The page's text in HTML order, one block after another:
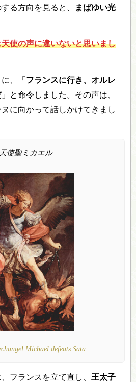
る方向を見ると、
まばゆい光
使の声に違いないと思いまし
、「 フランスに行き、オルレ
」と命令しました。その声は、
に向かって話しかけてきまし
使聖ミカエル
Michael defeats Sata
フランスを立て直し、 王太子